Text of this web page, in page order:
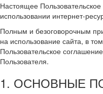
Настоящее
использовании интернет-
Полным и безоговорочным
на использование сайта, в
Пользовательское
Пользователя.
1. ОСНОВНЫЕ